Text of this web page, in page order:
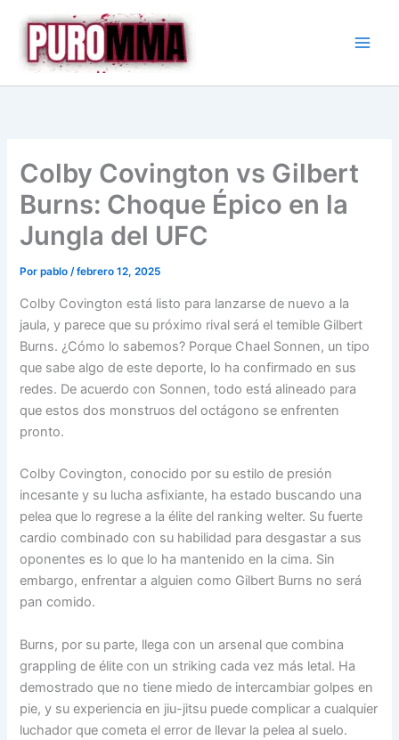
contenido
Colby Covington vs Gilbert
Burns: Choque Épico en la
Jungla del UFC
Porpablo/febrero 12, 2025
Colby Covington está listo para lanzarse de nuevo a la
jaula, y parece que su próximo rival será el temible Gilbert
Burns. ¿Cómo lo sabemos? Porque Chael Sonnen, un tipo
que sabe algo de este deporte, lo ha confirmado en sus
redes. De acuerdo con Sonnen, todo está alineado para
que estos dos monstruos del octágono se enfrenten
pronto.
Colby Covington, conocido por su estilo de presión
incesante y su lucha asfixiante, ha estado buscando una
pelea que lo regrese a la élite del ranking welter. Su fuerte
cardio combinado con su habilidad para desgastar a sus
oponentes es lo que lo ha mantenido en la cima. Sin
embargo, enfrentar a alguien como Gilbert Burns no será
pan comido.
Burns, por su parte, llega con un arsenal que combina
grappling de élite con un striking cada vez más letal. Ha
demostrado que no tiene miedo de intercambiar golpes en
pie, y su experiencia en jiu-jitsu puede complicar a cualquier
luchador que cometa el error de llevar la pelea al suelo.